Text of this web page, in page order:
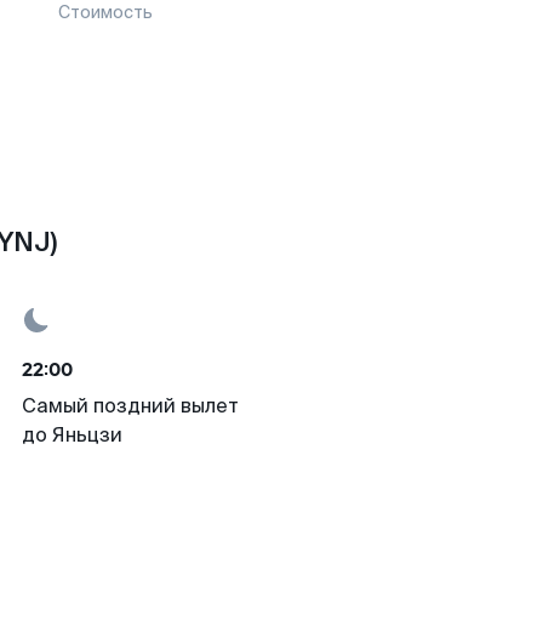
Стоимость
22:00
Самый поздний вылет
до Яньцзи